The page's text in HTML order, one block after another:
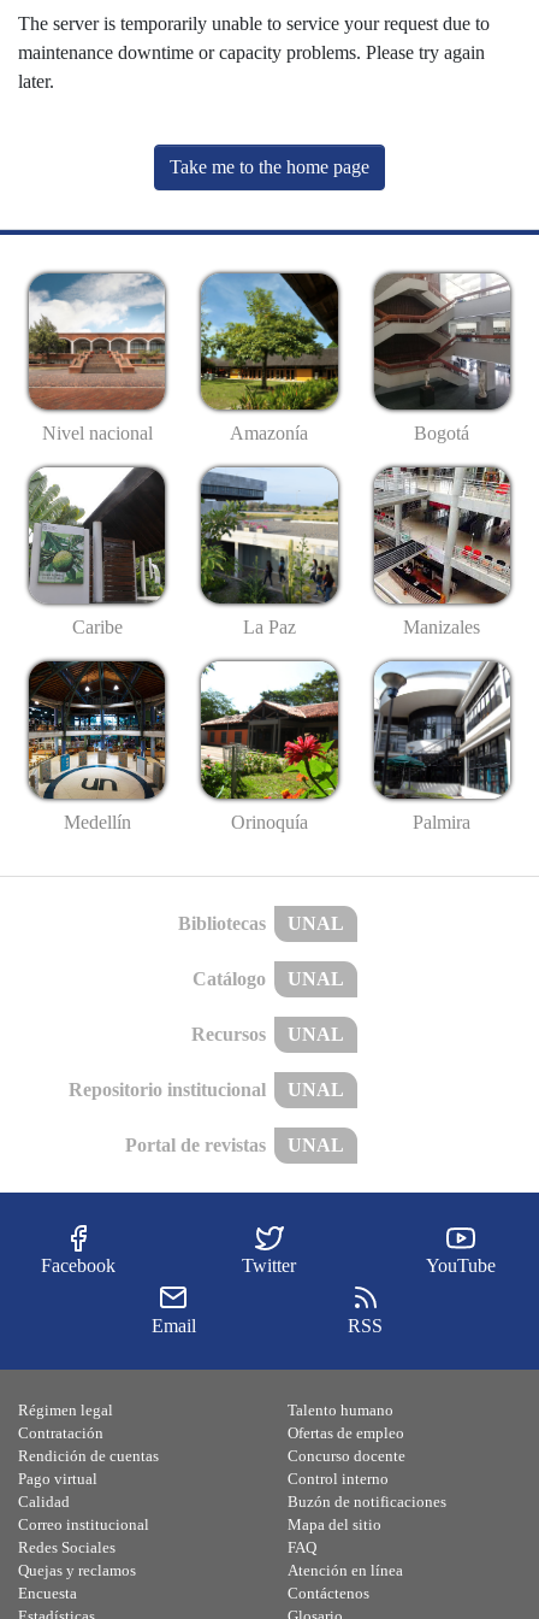
The server is temporarily unable to service your request due to
maintenance downtime or capacity problems. Please try again
later.
Take me to the home page
Nivel nacional Amazonía Bogotá
Caribe La Paz Manizales
Medellín Orinoquía Palmira
Bibliotecas UNAL
Catálogo UNAL
Recursos UNAL
Repositorio institucional UNAL
Portal de revistas UNAL
Facebook Twitter YouTube
Email RSS
Régimen legal
Contratación
Rendición de cuentas
Pago virtual
Calidad
Talento humano
Ofertas de empleo
Concurso docente
Control interno
Buzón de notificaciones
Correo institucional
Redes Sociales
Quejas y reclamos
Encuesta
Mapa del sitio
FAQ
Atención en línea
Contáctenos